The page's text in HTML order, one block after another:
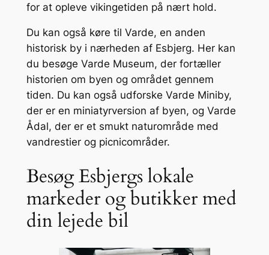
for at opleve vikingetiden på nært hold.
Du kan også køre til Varde, en anden
historisk by i nærheden af Esbjerg. Her kan
du besøge Varde Museum, der fortæller
historien om byen og området gennem
tiden. Du kan også udforske Varde Miniby,
der er en miniatyrversion af byen, og Varde
Ådal, der er et smukt naturområde med
vandrestier og picnicområder.
Besøg Esbjergs lokale
markeder og butikker med
din lejede bil